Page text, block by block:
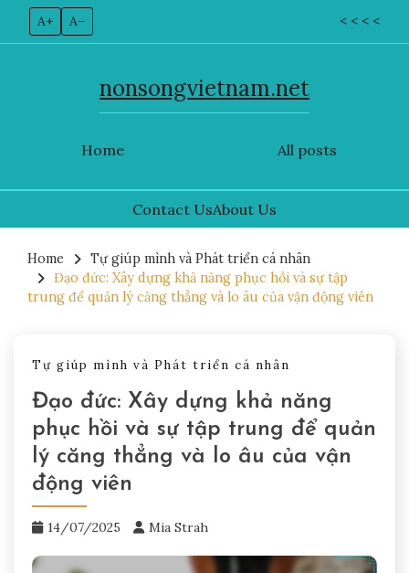
A+ A– < < < <
Home
nonsongvietnam.net
All posts
Contact UsAbout Us
content
Home
Tự giúp mình và Phát triển cá nhân
Đạo đức: Xây dựng khả năng phục hồi và sự tập
trung để quản lý căng thẳng và lo âu của vận động viên
Tự giúp mình và Phát triển cá nhân
Đạo đức: Xây dựng khả năng
phục hồi và sự tập trung để quản
lý căng thẳng và lo âu của vận
động viên
14/07/2025 Mia Strah